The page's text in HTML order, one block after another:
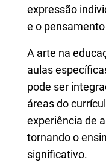
expressão
e o
A arte na
aulas
pode ser
áreas do
experiência de
tornando o
significativo.